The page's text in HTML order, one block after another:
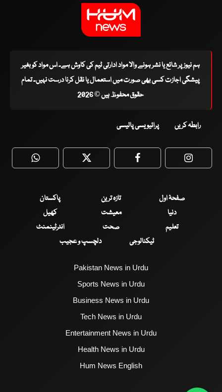
ہم نیوز پر شائع یا نشر ہونے والا مواد ادارتی ٹیم کی کاوش ہے۔ اس مواد کو بغیر
پیشگی اجازت کسی بھی صورت میں استعمال یا نقل کرنا درست نہیں۔ تمام
حقوق محفوظ ہیں © 2026
رابطہ کریں پرائیویسی پالیسی
WhatsApp Twitter Facebook
صفحۂ اول تازہ ترین
پاکستان
دنیا
معیشت
کھیل
تعلیم
صحت
انٹرٹینمنٹ
ٹیکنالوجی
دلچسپ و عجیب
Pakistan News in Urdu
Sports News in Urdu
Business News in Urdu
Tech News in Urdu
Entertainment News in Urdu
Health News in Urdu
Hum News English